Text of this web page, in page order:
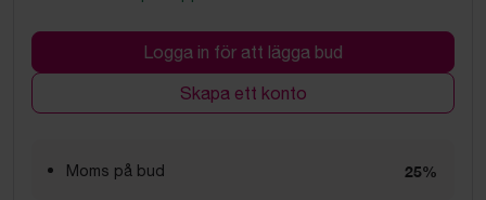
Logga in för att lägga bud
Skapa ett konto
Moms på bud 25%